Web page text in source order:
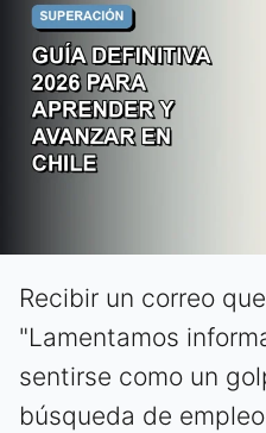
Recibir un correo
"Lamentamos
sentirse como un
búsqueda de